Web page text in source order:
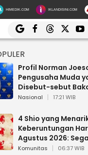
HIMEDIK.COM IKLANDISINI.COM
Profil Norman
Pengusaha Muda
Disebut-sebut
Dilantik Jadi
Nasional 17:21 WIB
4 Shio yang
Keberuntungan
Agustus 2026:
Berjalan Lancar
Komunitas 06:37 WIB